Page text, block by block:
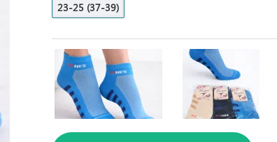
23-25 (37-39)